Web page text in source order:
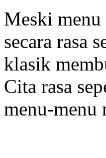
Meski menu
secara rasa
klasik
Cita rasa
menu-menu